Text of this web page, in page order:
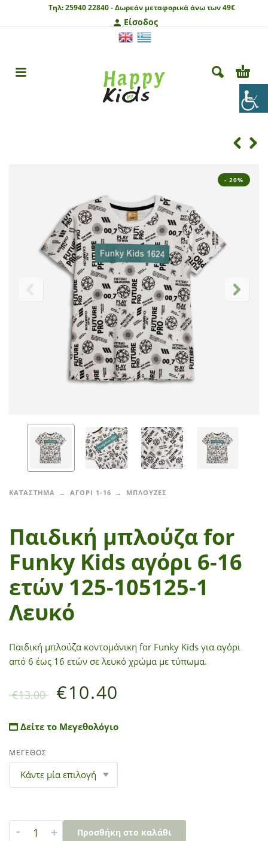
Τηλ:25940 22840 -Δωρεάν μεταφορικά άνω των 49€
Είσοδος
- 20%
ΚΑΤΑΣΤΗΜΑ ΑΓΟΡΙ 1-16 ΜΠΛΟΥΖΕΣ
Παιδική μπλούζα for
Funky Kids αγόρι 6-16
ετών 125-105125-1
Λευκό
Παιδική μπλούζα κοντομάνικη for Funky Kids για αγόρι
από 6 έως 16 ετών σε λευκό χρώμα με τύπωμα.
€13.00 €10.40
Δείτε το Μεγεθολόγιο
ΜΕΓΕΘΟΣ
- + Προσθήκη στο καλάθι